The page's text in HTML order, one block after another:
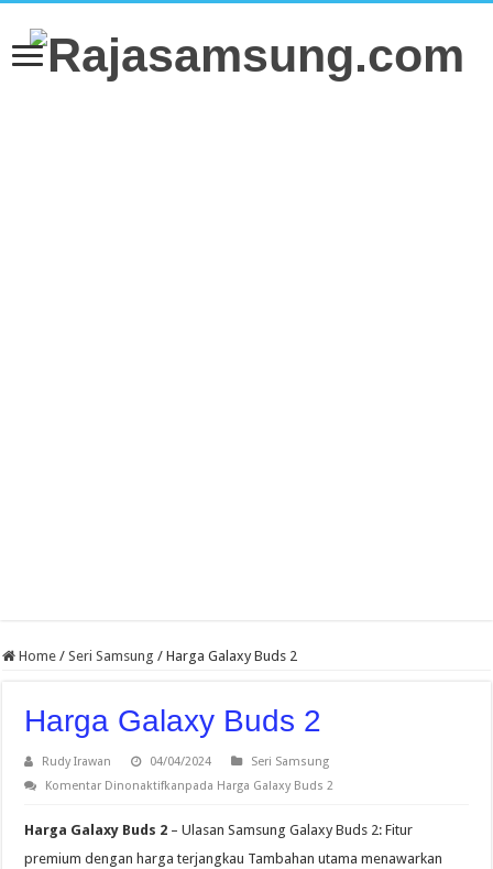
Home / Seri Samsung / Harga Galaxy Buds 2
Harga Galaxy Buds 2
Rudy Irawan 04/04/2024
Seri Samsung
Komentar Dinonaktifkanpada Harga Galaxy Buds 2
Harga Galaxy Buds 2 – Ulasan Samsung Galaxy Buds 2: Fitur
premium dengan harga terjangkau Tambahan utama menawarkan